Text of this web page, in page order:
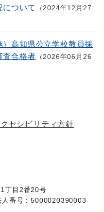
について
2024年12月27
高知県公立学校教員採
合格者
2026年06月26
セシビリティ方針
丁目2番20号
人番号：5000020390003